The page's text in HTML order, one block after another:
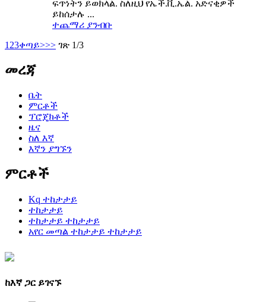
ፍጥነትን ይወክላል. ስለዚህ የኤች.ቪ.ኤል. አድናቂዎች
ይከሰታሉ ...
ተጨማሪ ያንብቡ
1 23ቀጣይ>>> ገጽ 1/3
መረጃ
ቤት
ምርቶች
ፕሮጄክቶች
ዜና
ስለ እኛ
እኛን ያግኙን
ምርቶች
Kq ተከታታይ
ተከታታይ
ተከታታይ ተከታታይ
አየር መጣል ተከታታይ ተከታታይ
ከእኛ ጋር ይገናኙ